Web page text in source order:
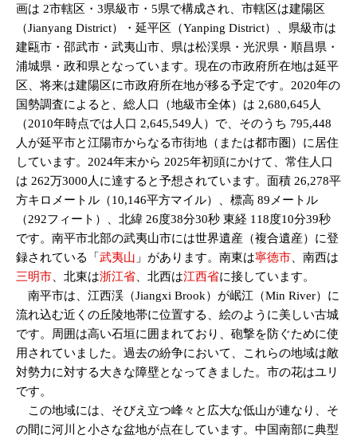
画は 2市轄区・3県級市・5県で構成され、市轄区は建陽区
（Jianyang District）・延平区（Yanping District）、県級市は
建甌市・邵武市・武夷山市、県は松渓県・光沢県・順昌県・
浦城県・政和県となっています。現在の市政府所在地は延平
区、将来は建陽区に市政府所在地が移る予定です。2020年の
国勢調査によると、総人口（地級市全体）は 2,680,645人
（2010年時点では人口 2,645,549人）で、そのうち 795,448
人が延平市と江陽市からなる市街地（または都市圏）に居住
しています。2024年末から 2025年初頭にかけて、常住人口
は 262万3000人に達すると予想されています。面積 26,278平
方キロメートル（10,146平方マイル）、標高 89メートル
（292フィート）、北緯 26度38分30秒 東経 118度10分39秒
です。南平市北部の武夷山市には世界遺産（複合遺産）に登
録されている「 武夷山 」があります。南東は寧徳市 、南西は
三明市 、北東は浙江省 、北西は江西省に接しています。
南平市は、江西渓（Jiangxi Brook）が岷江（Min River）に
流れ込む近くの丘陵地帯に位置する、絵のように美しい古城
です。周囲は高い石垣に囲まれており、砲撃を防ぐために使
用されていました。過去の紛争において、これらの地域は敵
対勢力に対する大きな障壁となってきました。市の花はユリ
です。
この地域には、そびえ立つ峰々と広大な低山が連なり、そ
の間に河川と小さな盆地が点在しています。中国南部に典型